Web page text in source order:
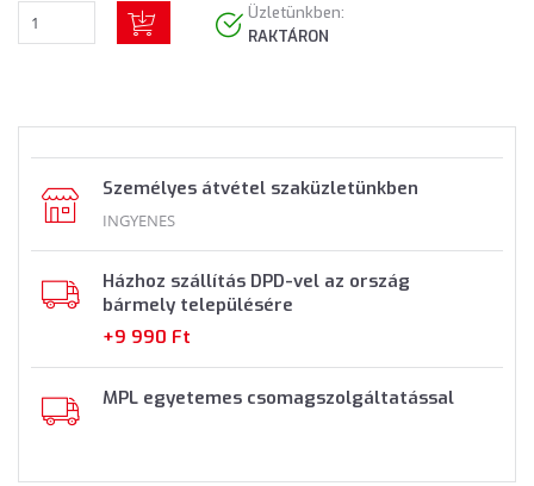
Üzletünkben:
RAKTÁRON
Személyes átvétel szaküzletünkben
INGYENES
Házhoz szállítás DPD-vel az ország
bármely településére
+9 990 Ft
MPL egyetemes csomagszolgáltatással